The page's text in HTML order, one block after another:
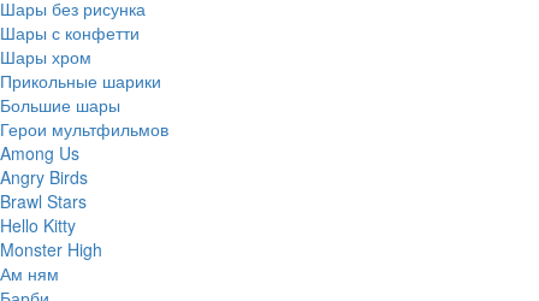
Шары без рисунка
Шары с конфетти
Шары хром
Прикольные шарики
Большие шары
Герои мультфильмов
Among Us
Angry Birds
Brawl Stars
Hello Kitty
Monster High
Ам ням